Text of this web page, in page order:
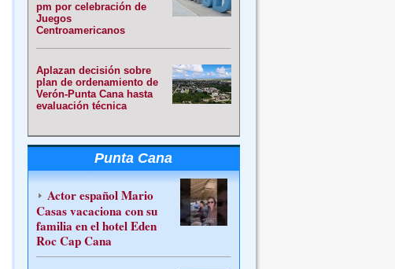
pm por celebración de
Juegos
Centroamericanos
Aplazan decisión sobre
plan de ordenamiento de
Verón-Punta Cana hasta
evaluación técnica
Punta Cana
Actor español Mario
Casas vacaciona con su
familia en el hotel Eden
Roc Cap Cana